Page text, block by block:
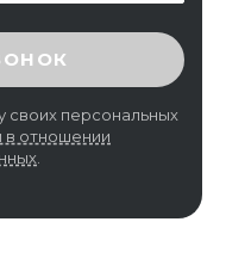
своих персональных
в отношении